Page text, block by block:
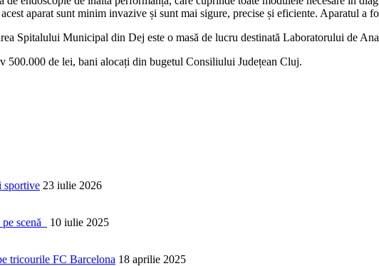
aparat sunt minim invazive și sunt mai sigure, precise și eficiente. Aparatul a
Spitalului Municipal din Dej este o masă de lucru destinată Laboratorului de
500.000 de lei, bani alocați din bugetul Consiliului Județean Cluj.
sportive 23 iulie 2026
scenă 10 iulie 2025
tricourile FC Barcelona 18 aprilie 2025